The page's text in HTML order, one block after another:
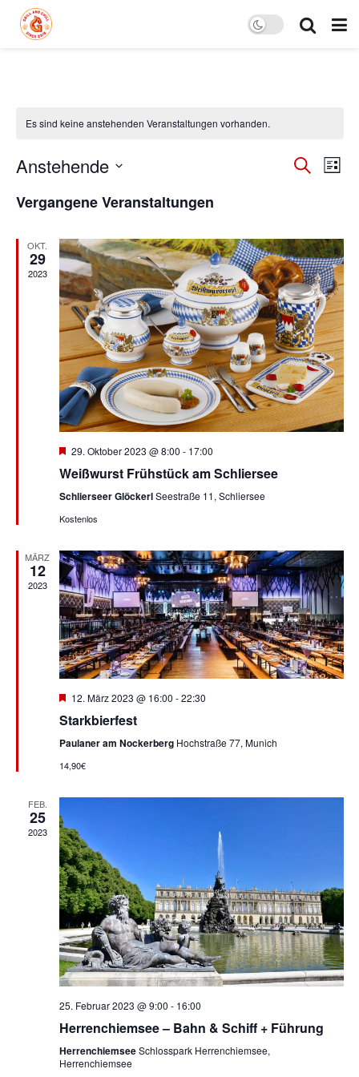
Es sind keine anstehenden Veranstaltungen vorhanden.
SucheListe
Anstehende
wählen.
Vergangene Veranstaltungen
OKT.
29
2023
Hervorgehoben
29. Oktober 2023 @ 8:00 - 17:00
Weißwurst Frühstück am Schliersee
Schlierseer GlöckerlSeestraße 11, Schliersee
Kostenlos
MÄRZ
12
2023
Hervorgehoben
12. März 2023 @ 16:00 -22:30
Starkbierfest
Paulaner am Nockerberg Hochstraße 77, Munich
14,90€
FEB.
25
2023
25. Februar 2023 @ 9:00 - 16:00
Herrenchiemsee – Bahn & Schiff + Führung
HerrenchiemseeSchlosspark Herrenchiemsee,
Herrenchiemsee